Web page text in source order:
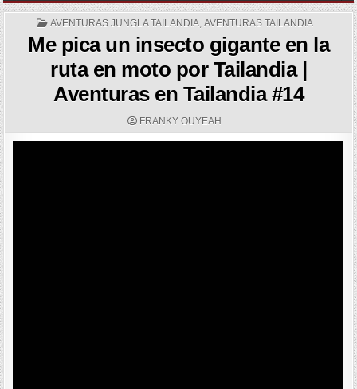
POSTED
AVENTURAS JUNGLA TAILANDIA, AVENTURAS TAILANDIA
Me pica un insecto gigante en la
ruta en moto por Tailandia |
Aventuras en Tailandia #14
AUTHOR:
FRANKY OUYEAH